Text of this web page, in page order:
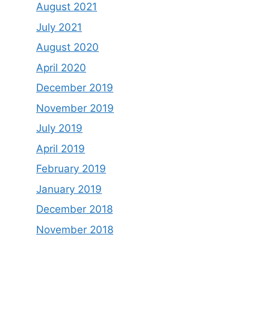
August 2021
July 2021
August 2020
April 2020
December 2019
November 2019
July 2019
April 2019
February 2019
January 2019
December 2018
November 2018